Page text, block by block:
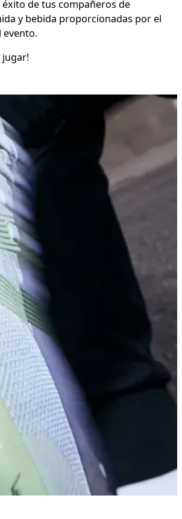
de tus compañeros de
y bebida proporcionadas por el
evento.
jugar!